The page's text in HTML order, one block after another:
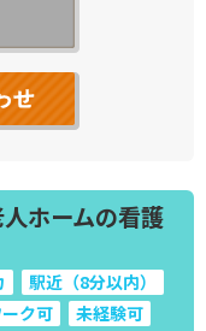
ホームの看護
駅近（8分以内）
ク可
未経験可